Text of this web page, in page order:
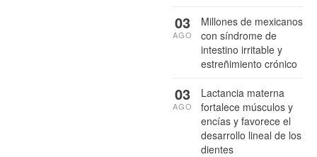
Millones de mexicanos
con síndrome de
intestino irritable y
estreñimiento crónico
03
AGO
Lactancia materna
fortalece músculos y
encías y favorece el
desarrollo lineal de los
dientes
03
AGO